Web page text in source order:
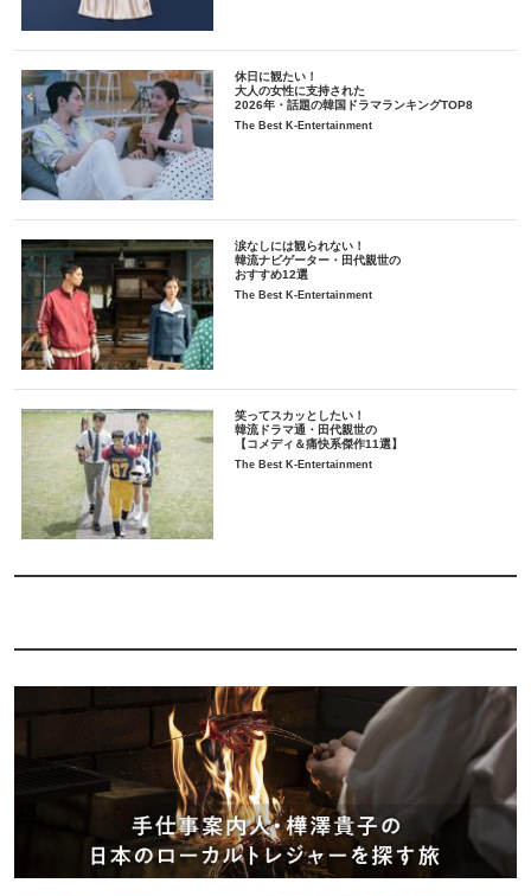
休日に観たい！
大人の女性に支持された
2026年・話題の韓国ドラマランキングTOP8
The Best K-Entertainment
涙なしには観られない！
韓流ナビゲーター・田代親世の
おすすめ12選
The Best K-Entertainment
笑ってスカッとしたい！
韓流ドラマ通・田代親世の
【コメディ＆痛快系傑作11選】
The Best K-Entertainment